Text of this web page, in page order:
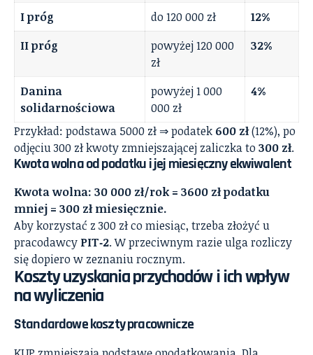
I próg
do 120 000 zł
12%
II próg
powyżej 120 000
zł
32%
Danina
solidarnościowa
powyżej 1 000
000 zł
4%
Przykład: podstawa 5000 zł ⇒ podatek 600 zł(12%), po
odjęciu 300 zł kwoty zmniejszającej zaliczka to 300 zł.
Kwota wolna od podatku i jej miesięczny ekwiwalent
Kwota wolna: 30 000 zł/rok = 3600 zł podatku
mniej = 300 zł miesięcznie.
Aby korzystać z 300 zł co miesiąc, trzeba złożyć u
pracodawcy PIT‑2. W przeciwnym razie ulga rozliczy
się dopiero w zeznaniu rocznym.
Koszty uzyskania przychodów i ich wpływ
na wyliczenia
Standardowe koszty pracownicze